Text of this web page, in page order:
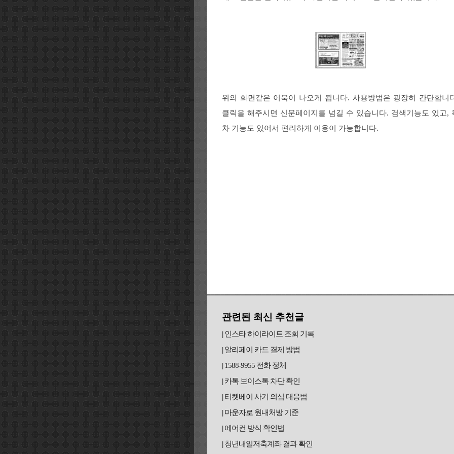
위의 화면같은 이북이 나오게 됩니다. 사용방법은 굉장히 간단합니
클릭을 해주시면 신문페이지를 넘길 수 있습니다. 검색기능도 있고,
차 기능도 있어서 편리하게 이용이 가능합니다.
관련된 최신 추천글
인스타 하이라이트 조회 기록
알리페이 카드 결제 방법
1588-9955 전화 정체
카톡 보이스톡 차단 확인
티켓베이 사기 의심 대응법
마운자로 원내처방 기준
에어컨 방식 확인법
청년내일저축계좌 결과 확인